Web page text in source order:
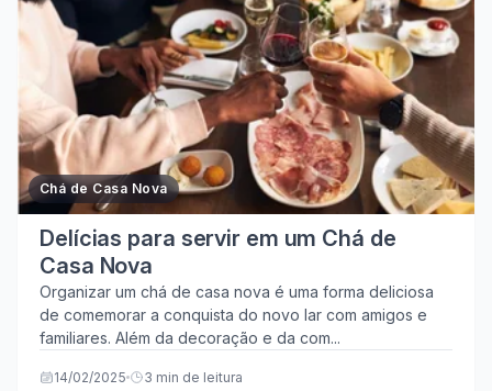
Chá de Casa Nova
Delícias para servir em um Chá de
Casa Nova
Organizar um chá de casa nova é uma forma deliciosa
de comemorar a conquista do novo lar com amigos e
familiares. Além da decoração e da com...
14/02/2025 3 min de leitura